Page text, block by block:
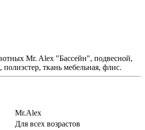
Mr. Alex "Бассейн", подвесной,
ткань мебельная, флис.
Mr.Alex
Для всех возрастов